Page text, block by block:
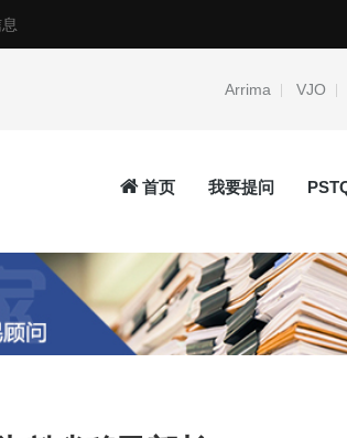
Arrima VJO
首页 我要提问